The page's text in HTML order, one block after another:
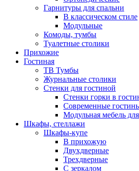
Гарнитуры для спальни
В классическом стиле
Модульные
Комоды, тумбы
Туалетные столики
Прихожие
Гостиная
ТВ Тумбы
Журнальные столики
Стенки для гостиной
Стенки горки в
Современные
Модульная мебель
Шкафы, стеллажи
Шкафы-купе
В прихожую
Двухдверные
Трехдверные
С зеркалом